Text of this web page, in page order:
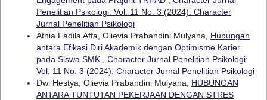
Penelitian Psikologi: Vol. 11 No. 3 (2024): Character
Jurnal Penelitian Psikologi
Athia Fadila Affa, Olievia Prabandini Mulyana, Hubungan
antara Efikasi Diri Akademik dengan Optimisme Karier
pada Siswa SMK
Character Jurnal Penelitian Psikologi:
Vol. 11 No. 3 (2024): Character Jurnal Penelitian Psikologi
Dwi Hestya, Olievia Prabandini Mulyana, HUBUNGAN
ANTARA TUNTUTAN PEKERJAAN DENGAN STRES